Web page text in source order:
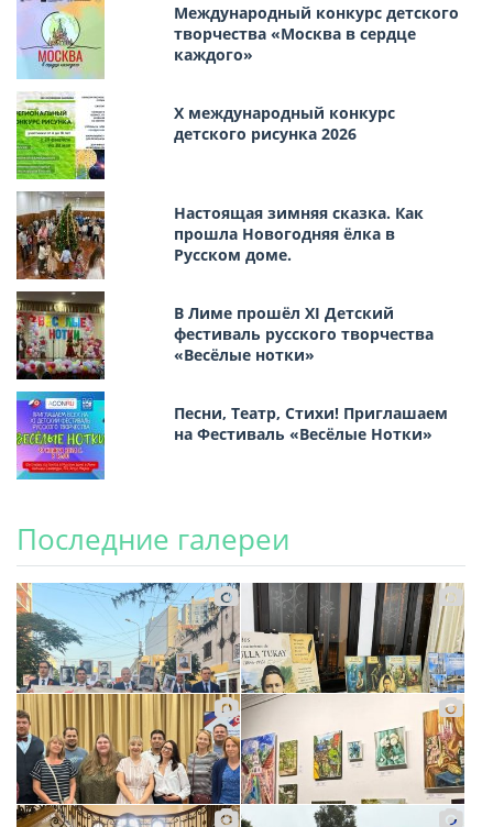
Международный конкурс детского
творчества «Москва в сердце
каждого»
Х международный конкурс
детского рисунка 2026
Настоящая зимняя сказка. Как
прошла Новогодняя ёлка в
Русском доме.
В Лиме прошёл XI Детский
фестиваль русского творчества
«Весёлые нотки»
Песни, Театр, Стихи! Приглашаем
на Фестиваль «Весёлые Нотки»
Последние галереи